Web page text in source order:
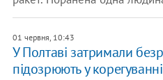
01 червня, 10:43
У Полтаві затримали
підозрюють у